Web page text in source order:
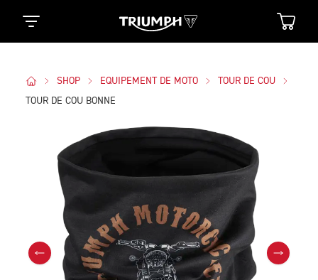
SHOP EQUIPEMENT DE MOTO
TOUR DE COU
TOUR DE COU BONNE
Des Photos